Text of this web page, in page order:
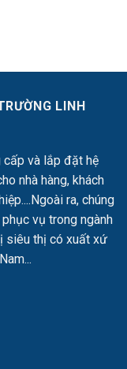
LINH
cấp và lắp đặt hệ
nhà hàng, khách
ra, chúng
vụ trong ngành
siêu thị có xuất xứ